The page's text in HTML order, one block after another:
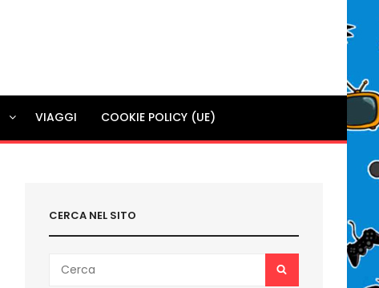
VIAGGI COOKIE POLICY (UE)
CERCA NEL SITO
for: